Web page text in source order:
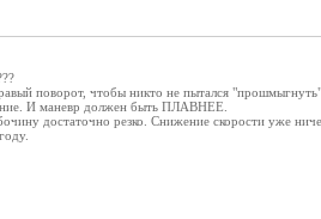
поворот, чтобы никто не пытался
И маневр должен быть ПЛАВНЕЕ.
достаточно резко. Снижение скорости уже